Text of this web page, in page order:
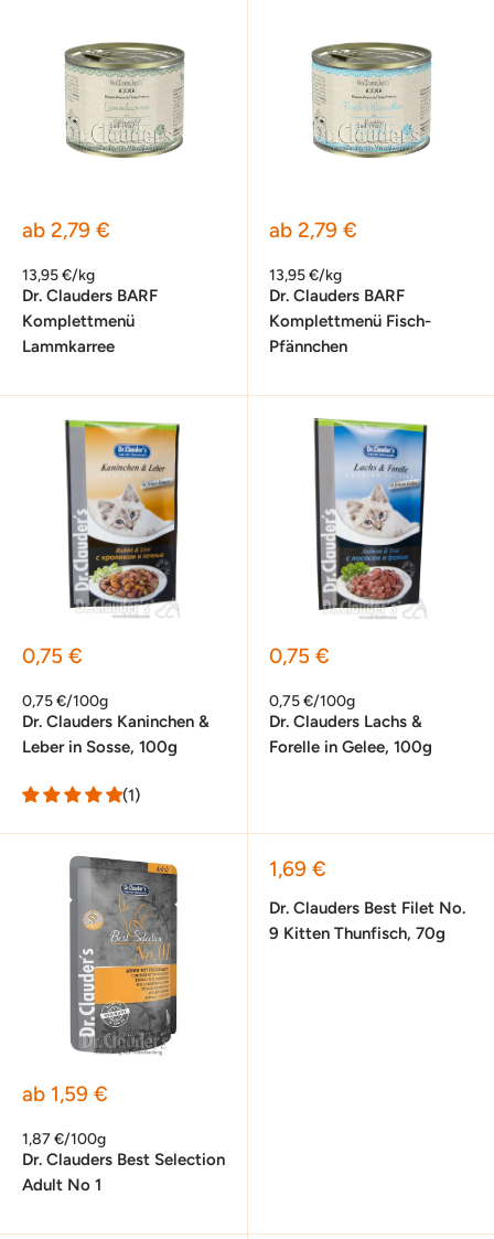
Sonderpreis
ab 2,79 €
13,95 €/kg
Dr. Clauders BARF
Komplettmenü
Lammkarree
Sonderpreis
ab 2,79 €
13,95 €/kg
Dr. Clauders BARF
Komplettmenü Fisch-
Pfännchen
Sonderpreis
0,75 €
0,75 €/100g
Dr. Clauders Kaninchen &
Leber in Sosse, 100g
(1)
Sonderpreis
0,75 €
0,75 €/100g
Dr. Clauders Lachs &
Forelle in Gelee, 100g
Sonderpreis
ab 1,59 €
1,87 €/100g
Dr. Clauders Best Selection
Adult No 1
Sonderpreis
1,69 €
Dr. Clauders Best Filet No.
9 Kitten Thunfisch, 70g